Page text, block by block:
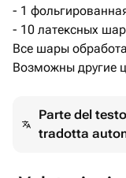
- 1
- 10 латексных
Все шары
Возможны другие
Parte del
tradotta